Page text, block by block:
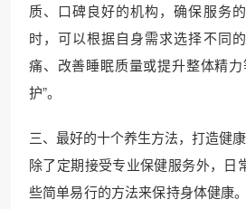
质、口碑良好的机构，确保服务
时，可以根据自身需求选择不同
痛、改善睡眠质量或提升整体精
护”。
三、最好的十个养生方法，打造健
除了定期接受专业保健服务外，日
些简单易行的方法来保持身体健康